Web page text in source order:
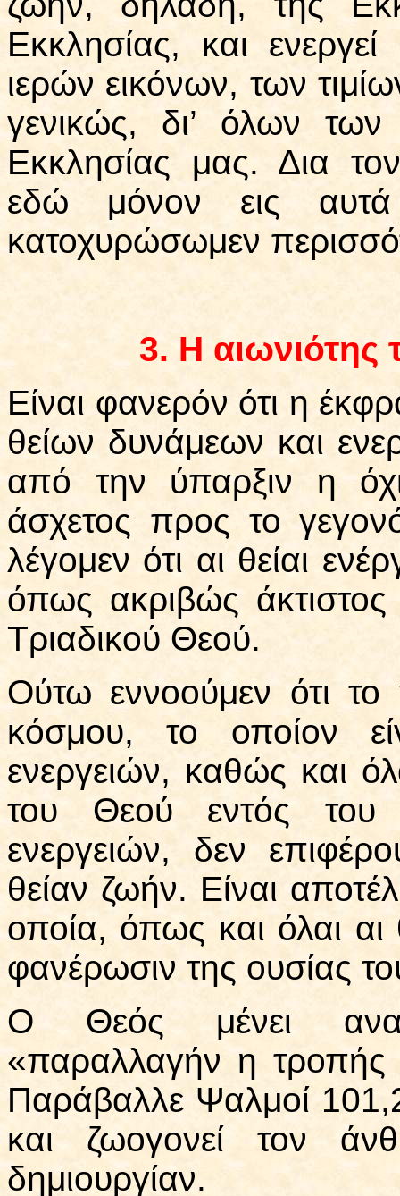
Εκκλησίας, και
ιερών εικόνων, των
γενικώς, δι’ όλων
Εκκλησίας μας. Δια
εδώ μόνον εις
κατοχυρώσωμεν
3. Η αιωνιότης
Είναι φανερόν ότι η
θείων δυνάμεων και
από την ύπαρξιν η
άσχετος προς το
λέγομεν ότι αι θείαι
όπως ακριβώς άκτιστος
Τριαδικού Θεού.
Ούτω εννοούμεν ότι το
κόσμου, το οποίον
ενεργειών, καθώς και
του Θεού εντός
ενεργειών, δεν
θείαν ζωήν. Είναι
οποία, όπως και όλαι αι
φανέρωσιν της ουσίας
Ο Θεός μένει
«παραλλαγήν η
Παράβαλλε Ψαλμοί
και ζωογονεί τον
δημιουργίαν.